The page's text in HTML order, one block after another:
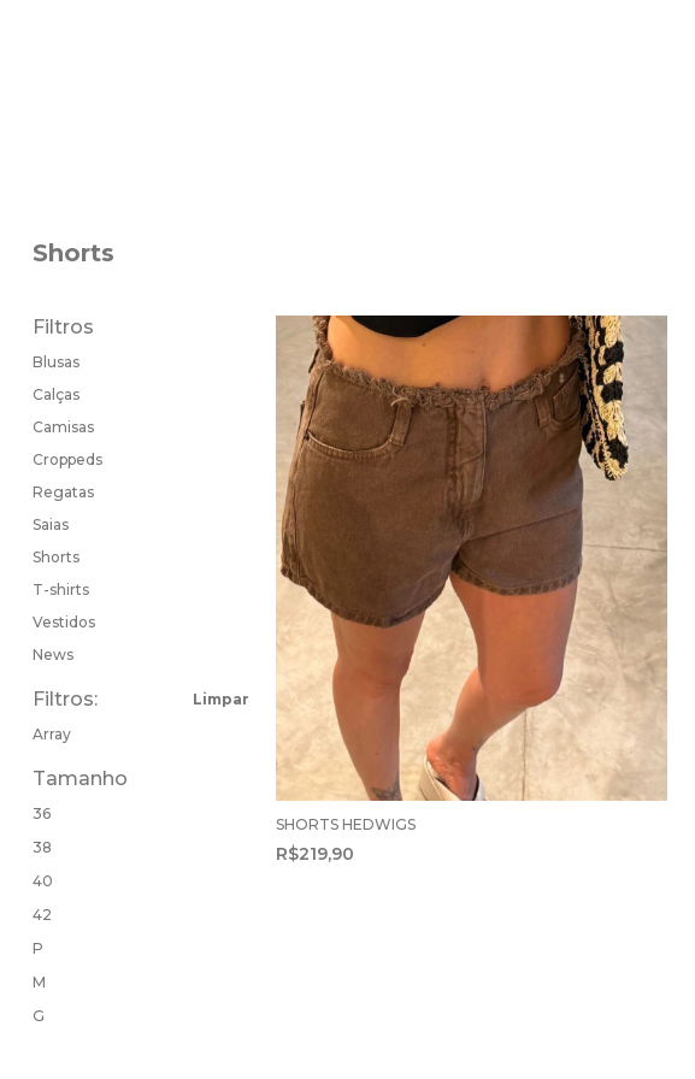
Shorts
Filtros
Blusas
Calças
Camisas
Croppeds
Regatas
Saias
Shorts
T-shirts
Vestidos
News
Filtros:
Limpar
Array
Tamanho
36
38
40
42
P
M
G
SHORTS HEDWIGS
R$219,90